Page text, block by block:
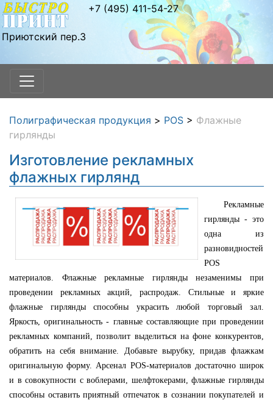
Приютский пер.3
+7 (495) 411-54-27
Полиграфическая продукция > POS > Флажные
гирлянды
Изготовление рекламных
флажных гирлянд
Рекламные
гирлянды - это
одна из
разновидностей
POS
материалов. Флажные рекламные гирлянды незаменимы при
проведении рекламных акций, распродаж. Стильные и яркие
флажные гирлянды способны украсить любой торговый зал.
Яркость, оригинальность - главные составляющие при проведении
рекламных компаний, позволит выделиться на фоне конкурентов,
обратить на себя внимание. Добавьте вырубку, придав флажкам
оригинальную форму. Арсенал POS-материалов достаточно широк
и в совокупности с воблерами, шелфтокерами, флажные гирлянды
способны оставить приятный отпечаток в сознании покупателей и